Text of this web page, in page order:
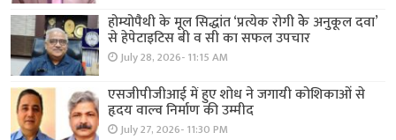
होम्योपैथी के मूल सिद्धांत ‘प्रत्येक रोगी केे अनुकूल दवा’
से हेपेटाइटिस बी व सी का सफल उपचार
July 28, 2026- 11:15 AM
एसजीपीजीआई में हुए शोध ने जगायी कोशिकाओं से
हृदय वाल्व निर्माण की उम्मीद
July 27, 2026- 11:30 PM